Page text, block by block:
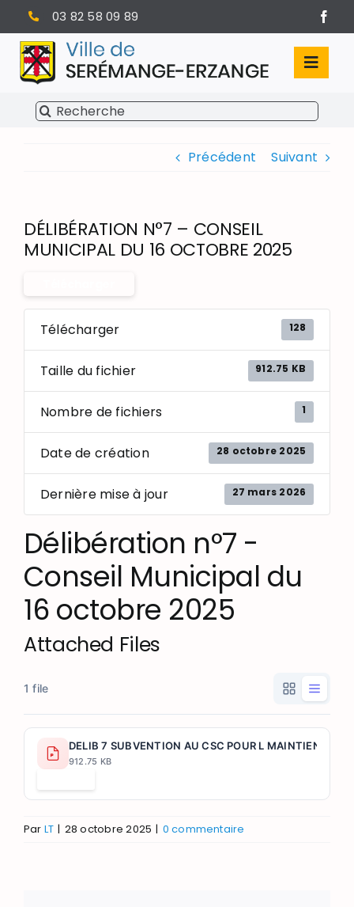
Passer
au
contenu
03 82 58 09 89
SÉRÉMANGE-ERZANGE
INFOS PRATIQUES
Rechercher:
Précédent Suivant
DÉLIBÉRATION N°7 – CONSEIL
MUNICIPAL DU 16 OCTOBRE 2025
Télécharger 128
Taille du fichier 912.75 KB
Nombre de fichiers 1
Date de création 28 octobre 2025
Dernière mise à jour 27 mars 2026
Délibération n°7 -
Conseil Municipal du
16 octobre 2025
Attached Files
1 file
DELIB 7 SUBVENTION AU CSC POUR L MAINTIEN DE
912.75 KB
Par LT | 28 octobre 2025 | 0 commentaire